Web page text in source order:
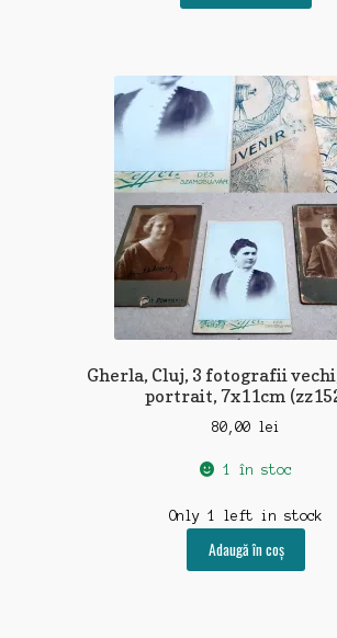
Gherla, Cluj, 3 fotografii
portrait, 7x11cm
80,00 lei
1 în stoc
Only 1 left in stock
Adaugă în coș